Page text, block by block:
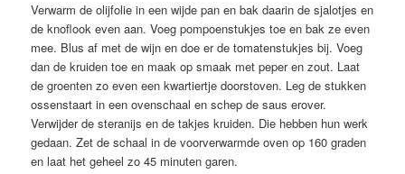
Verwarm de olijfolie in een wijde pan en bak daarin de sjalotjes en
de knoflook even aan. Voeg pompoenstukjes toe en bak ze even
mee. Blus af met de wijn en doe er de tomatenstukjes bij. Voeg
dan de kruiden toe en maak op smaak met peper en zout. Laat
de groenten zo even een kwartiertje doorstoven. Leg de stukken
ossenstaart in een ovenschaal en schep de saus erover.
Verwijder de steranijs en de takjes kruiden. Die hebben hun werk
gedaan. Zet de schaal in de voorverwarmde oven op 160 graden
en laat het geheel zo 45 minuten garen.